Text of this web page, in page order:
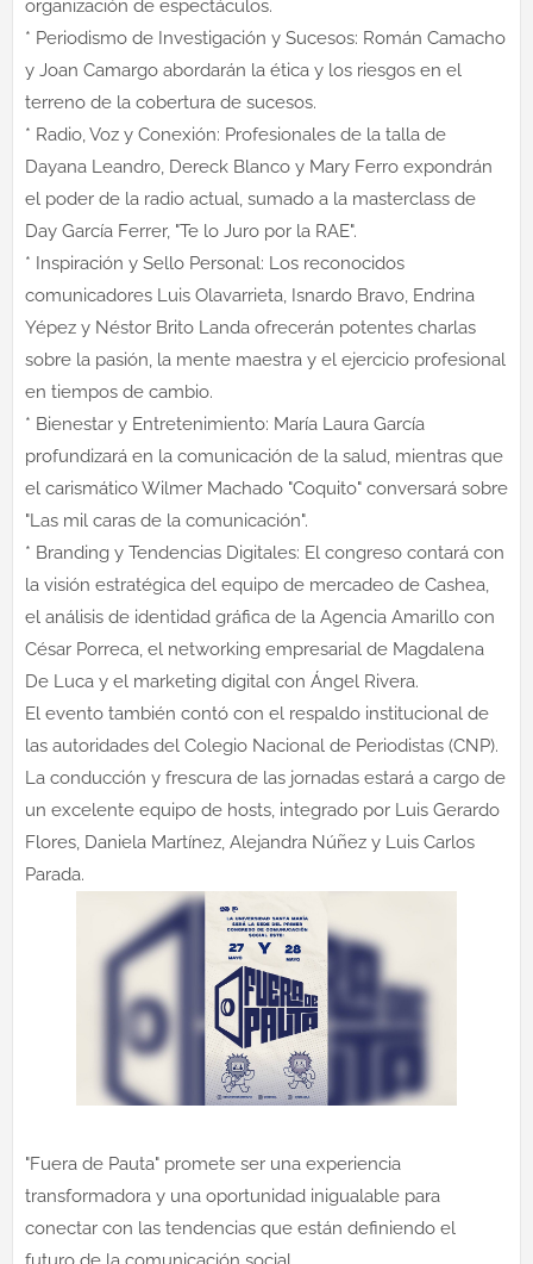
organización de espectáculos.
* Periodismo de Investigación y Sucesos: Román Camacho
y Joan Camargo abordarán la ética y los riesgos en el
terreno de la cobertura de sucesos.
* Radio, Voz y Conexión: Profesionales de la talla de
Dayana Leandro, Dereck Blanco y Mary Ferro expondrán
el poder de la radio actual, sumado a la masterclass de
Day García Ferrer, "Te lo Juro por la RAE".
* Inspiración y Sello Personal: Los reconocidos
comunicadores Luis Olavarrieta, Isnardo Bravo, Endrina
Yépez y Néstor Brito Landa ofrecerán potentes charlas
sobre la pasión, la mente maestra y el ejercicio profesional
en tiempos de cambio.
* Bienestar y Entretenimiento: María Laura García
profundizará en la comunicación de la salud, mientras que
el carismático Wilmer Machado "Coquito" conversará sobre
"Las mil caras de la comunicación".
* Branding y Tendencias Digitales: El congreso contará con
la visión estratégica del equipo de mercadeo de Cashea,
el análisis de identidad gráfica de la Agencia Amarillo con
César Porreca, el networking empresarial de Magdalena
De Luca y el marketing digital con Ángel Rivera.
El evento también contó con el respaldo institucional de
las autoridades del Colegio Nacional de Periodistas (CNP).
La conducción y frescura de las jornadas estará a cargo de
un excelente equipo de hosts, integrado por Luis Gerardo
Flores, Daniela Martínez, Alejandra Núñez y Luis Carlos
Parada.
"Fuera de Pauta" promete ser una experiencia
transformadora y una oportunidad inigualable para
conectar con las tendencias que están definiendo el